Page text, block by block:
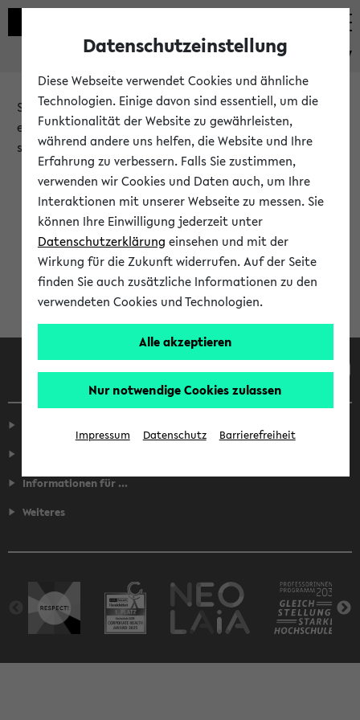
eKVV
Sie möchten auf eine eKVV Funktion zugreifen, die Ihnen
erst nach einer Anmeldung am System zur Verfügung
steht.
Bitte melden Sie sich an:
Anmeldung am eKVV
Informationen für ...
Weiteres
Datenschutzeinstellung
Diese Webseite verwendet Cookies und ähnliche
Technologien. Einige davon sind essentiell, um die
Funktionalität der Website zu gewährleisten,
während andere uns helfen, die Website und Ihre
Erfahrung zu verbessern. Falls Sie zustimmen,
verwenden wir Cookies und Daten auch, um Ihre
Interaktionen mit unserer Webseite zu messen. Sie
können Ihre Einwilligung jederzeit unter
Datenschutzerklärung einsehen und mit der
Wirkung für die Zukunft widerrufen. Auf der Seite
finden Sie auch zusätzliche Informationen zu den
verwendeten Cookies und Technologien.
Alle akzeptieren
Nur notwendige Cookies zulassen
Impressum Datenschutz Barrierefreiheit